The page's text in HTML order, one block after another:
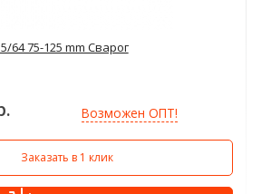
64 75-125 mm Сварог
Возможен ОПТ!
Заказать в 1 клик